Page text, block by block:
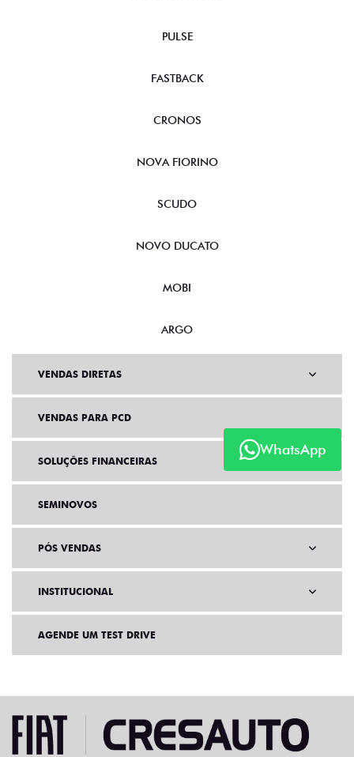
WhatsApp
PULSE
FASTBACK
CRONOS
NOVA FIORINO
SCUDO
NOVO DUCATO
MOBI
ARGO
VENDAS DIRETAS
VENDAS PARA PCD
SOLUÇÕES FINANCEIRAS
SEMINOVOS
PÓS VENDAS
INSTITUCIONAL
AGENDE UM TEST DRIVE